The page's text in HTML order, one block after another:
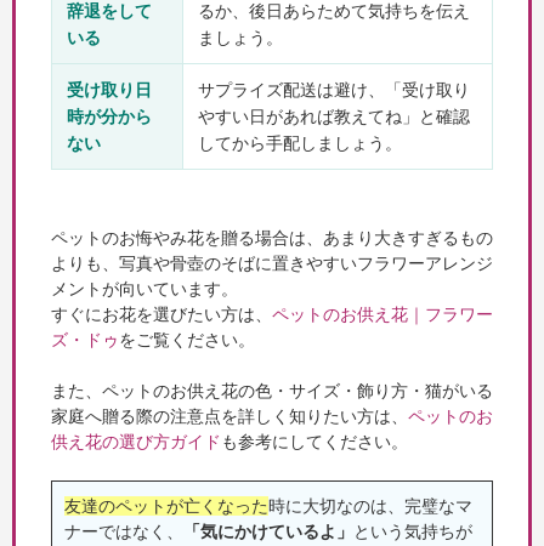
辞退をして
いる
るか、後日あらためて気持ちを伝え
ましょう。
受け取り日
時が分から
ない
サプライズ配送は避け、「受け取り
やすい日があれば教えてね」と確認
してから手配しましょう。
ペットのお悔やみ花を贈る場合は、あまり大きすぎるもの
よりも、写真や骨壺のそばに置きやすいフラワーアレンジ
メントが向いています。
すぐにお花を選びたい方は、 ペットのお供え花｜フラワー
ズ・ドゥをご覧ください。
また、ペットのお供え花の色・サイズ・飾り方・猫がいる
家庭へ贈る際の注意点を詳しく知りたい方は、 ペットのお
供え花の選び方ガイド も参考にしてください。
友達のペットが亡くなった時に大切なのは、完璧なマ
ナーではなく、
「気にかけているよ」 という気持ちが